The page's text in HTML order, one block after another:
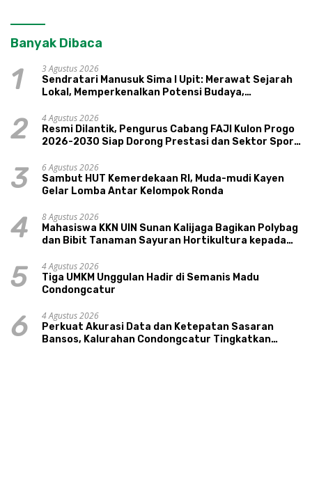
Banyak Dibaca
1
3 Agustus 2026
Sendratari Manusuk Sima I Upit: Merawat Sejarah
Lokal, Memperkenalkan Potensi Budaya,
2
4 Agustus 2026
Resmi Dilantik, Pengurus Cabang FAJI Kulon Progo
2026-2030 Siap Dorong Prestasi dan Sektor Sport
3
6 Agustus 2026
Sambut HUT Kemerdekaan RI, Muda-mudi Kayen
Gelar Lomba Antar Kelompok Ronda
4
8 Agustus 2026
Mahasiswa KKN UIN Sunan Kalijaga Bagikan Polybag
dan Bibit Tanaman Sayuran Hortikultura kepada
5
4 Agustus 2026
Tiga UMKM Unggulan Hadir di Semanis Madu
Condongcatur
6
4 Agustus 2026
Perkuat Akurasi Data dan Ketepatan Sasaran
Bansos, Kalurahan Condongcatur Tingkatkan